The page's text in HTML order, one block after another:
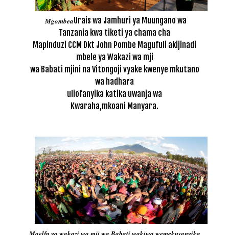
MgombeaUrais wa Jamhuri ya Muungano wa
Tanzania kwa tiketi ya chama cha
Mapinduzi CCM Dkt John Pombe Magufuli akijinadi
mbele ya Wakazi wa mji
wa Babati mjini na Vitongoji vyake kwenye mkutano
wa hadhara
uliofanyika katika uwanja wa
Kwaraha,mkoani Manyara.